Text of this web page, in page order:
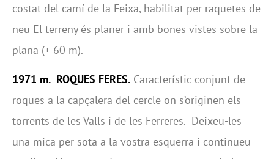
costat del camí de la Feixa, habilitat per raquetes de
neu El terreny és planer i amb bones vistes sobre la
plana (+ 60 m).
1971 m. ROQUES FERES. Característic conjunt de
roques a la capçalera del cercle on s’originen els
torrents de les Valls i de les Ferreres. Deixeu-les
una mica per sota a la vostra esquerra i continueu